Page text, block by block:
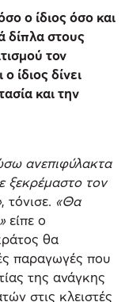
ο ίδιος όσο και
δίπλα στους
τον
ίδιος δίνει
και την
ανεπιφύλακτα
ξεκρέμαστο τον
, τόνισε. «Θα
είπε ο
θα
παραγωγές που
της ανάγκης
στις κλειστές